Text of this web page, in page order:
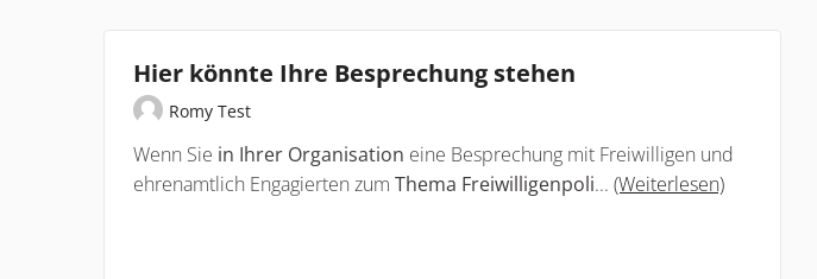
Hier könnte Ihre Besprechung stehen
Romy Test
Wenn Sie in Ihrer Organisation eine Besprechung mit Freiwilligen und
ehrenamtlich Engagierten zum Thema Freiwilligenpoli... (Weiterlesen)